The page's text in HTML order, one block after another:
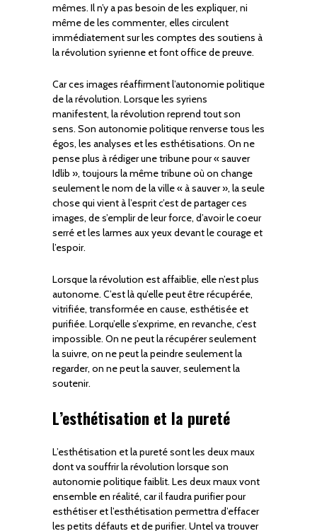
mêmes. Il n’y a pas besoin de les expliquer, ni
même de les commenter, elles circulent
immédiatement sur les comptes des soutiens à
la révolution syrienne et font office de preuve.
Car ces images réaffirment l’autonomie politique
de la révolution. Lorsque les syriens
manifestent, la révolution reprend tout son
sens. Son autonomie politique renverse tous les
égos, les analyses et les esthétisations. On ne
pense plus à rédiger une tribune pour « sauver
Idlib », toujours la même tribune où on change
seulement le nom de la ville « à sauver », la seule
chose qui vient à l’esprit c’est de partager ces
images, de s’emplir de leur force, d’avoir le coeur
serré et les larmes aux yeux devant le courage et
l’espoir.
Lorsque la révolution est affaiblie, elle n’est plus
autonome. C’est là qu’elle peut être récupérée,
vitrifiée, transformée en cause, esthétisée et
purifiée. Lorqu’elle s’exprime, en revanche, c’est
impossible. On ne peut la récupérer seulement
la suivre, on ne peut la peindre seulement la
regarder, on ne peut la sauver, seulement la
soutenir.
L’esthétisation et la pureté
L’esthétisation et la pureté sont les deux maux
dont va souffrir la révolution lorsque son
autonomie politique faiblit. Les deux maux vont
ensemble en réalité, car il faudra purifier pour
esthétiser et l’esthétisation permettra d’effacer
les petits défauts et de purifier. Untel va trouver